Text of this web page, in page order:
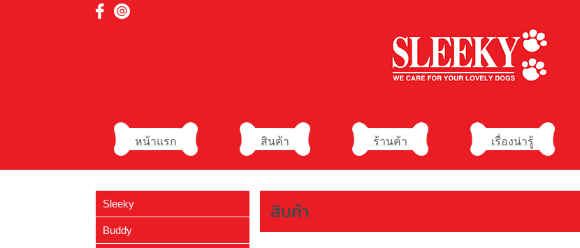
หน้าแรก สินค้า ร้านค้า เรื่องน่ารู้
Sleeky
- ขนมขบเคี้ยว
Buddy
สินค้า